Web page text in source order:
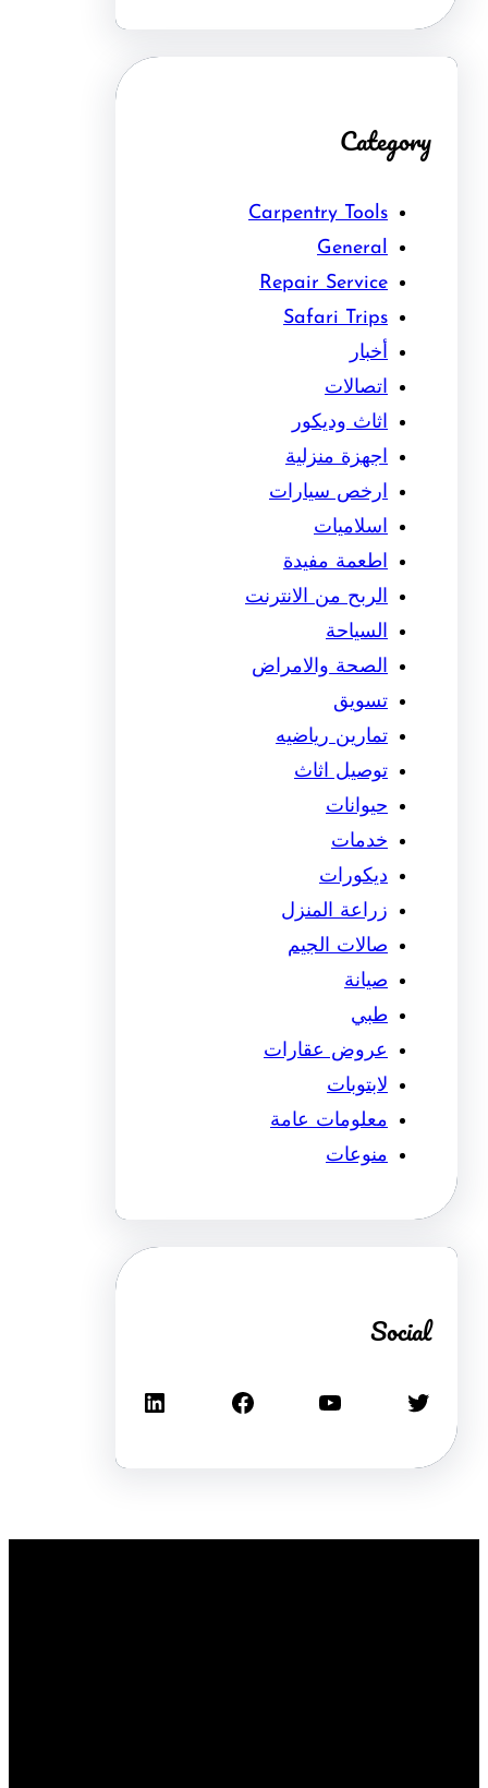
Category
Carpentry Tools
General
Repair Service
Safari Trips
أخبار
اتصالات
اثاث وديكور
اجهزة منزلية
ارخص سيارات
اسلاميات
اطعمة مفيدة
الربح من الانترنت
السياحة
الصحة والامراض
تسويق
تمارين رياضيه
توصيل اثاث
حيوانات
خدمات
ديكورات
زراعة المنزل
صالات الجيم
صيانة
طبي
عروض عقارات
لابتوبات
معلومات عامة
منوعات
Social
تويتر يوتيوب فيسبوك لينكد إن